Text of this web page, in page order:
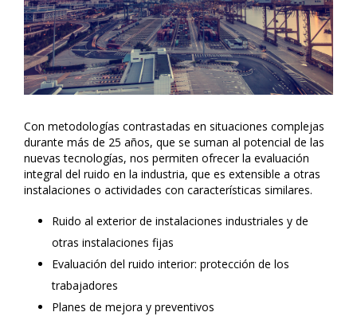
Con metodologías contrastadas en situaciones complejas
durante más de 25 años, que se suman al potencial de las
nuevas tecnologías, nos permiten ofrecer la evaluación
integral del ruido en la industria, que es extensible a otras
instalaciones o actividades con características similares.
Ruido al exterior de instalaciones industriales y de
otras instalaciones fijas
Evaluación del ruido interior: protección de los
trabajadores
Planes de mejora y preventivos